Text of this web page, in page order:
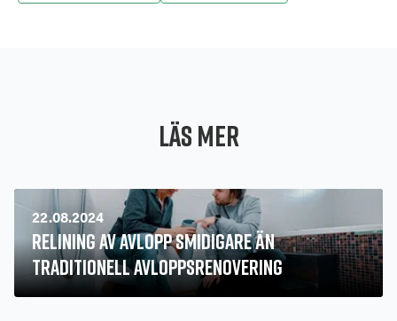
Läs mer
Relining av avlopp smidigare än
traditionell avloppsrenovering
22.08.2024